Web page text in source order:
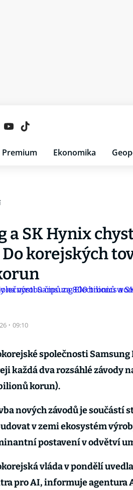
Premium Ekonomika
a SK Hynix
korejských
· 09:10
společnosti
každá dva rozsáhlé závody
korun).
nových závodů je součástí
v zemi ekosystém
postavení v odvětví
vláda v pondělí
pro AI, informuje agentura